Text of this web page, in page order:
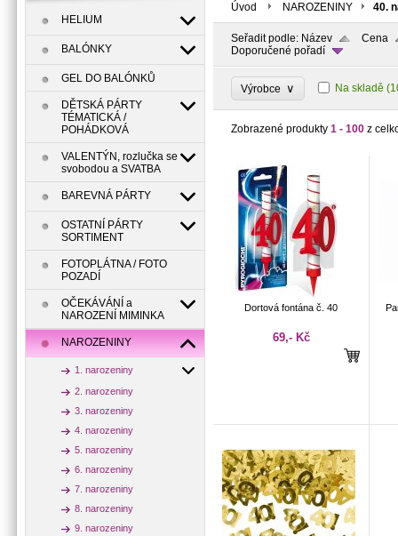
HELIUM
BALÓNKY
GEL DO BALÓNKŮ
DĚTSKÁ PÁRTY
TÉMATICKÁ /
POHÁDKOVÁ
VALENTÝN, rozlučka se
svobodou a SVATBA
BAREVNÁ PÁRTY
OSTATNÍ PÁRTY
SORTIMENT
FOTOPLÁTNA / FOTO
POZADÍ
OČEKÁVÁNÍ a
NAROZENÍ MIMINKA
NAROZENINY
1. narozeniny
2. narozeniny
3. narozeniny
4. narozeniny
5. narozeniny
6. narozeniny
7. narozeniny
8. narozeniny
9. narozeniny
Úvod NAROZENINY 40.
Seřadit podle: Název
Cena
Doporučené pořadí
Výrobce ∨ Na skladě
Zobrazené produkty 1 - 100 z
Dortová fontána č. 40
69,- Kč